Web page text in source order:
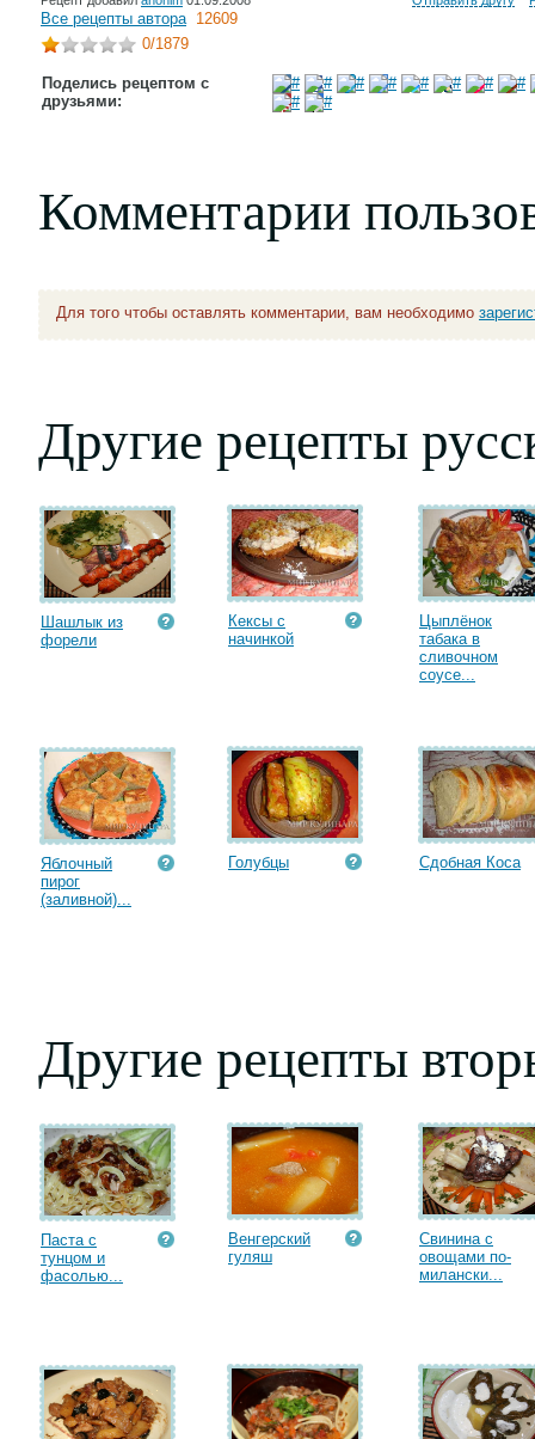
Все рецепты автора 12609
0/1879
Поделись рецептом с
друзьями:
Комментарии
Для того чтобы оставлять комментарии, вам необходимо
Другие рецепты
Шашлык из
форели
Кексы с
начинкой
Цыплёнок
табака в
сливочном
соусе...
Яблочный
пирог
(заливной)...
Голубцы Сдобная Коса
Другие рецепты
Паста с
тунцом и
фасолью...
Венгерский
гуляш
Свинина с
овощами по-
милански...